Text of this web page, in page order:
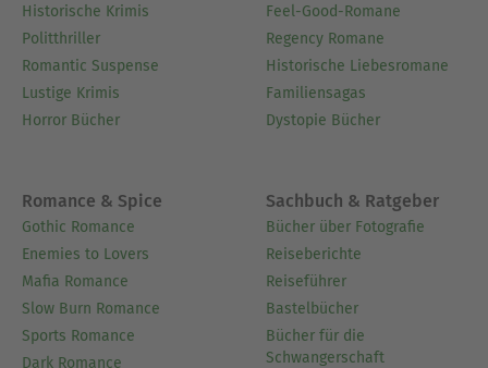
Historische Krimis
Politthriller
Romantic Suspense
Lustige Krimis
Horror Bücher
Feel-Good-Romane
Regency Romane
Historische Liebesromane
Familiensagas
Dystopie Bücher
Romance & Spice
Gothic Romance
Enemies to Lovers
Mafia Romance
Slow Burn Romance
Sports Romance
Dark Romance
Sachbuch & Ratgeber
Bücher über Fotografie
Reiseberichte
Reiseführer
Bastelbücher
Bücher für die
Schwangerschaft